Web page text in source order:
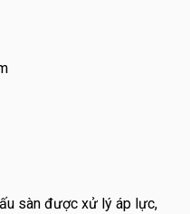
sàn được xử lý áp lực,